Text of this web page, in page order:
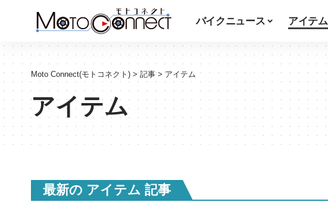
バイクニュース アイテム
Moto Connect(モトコネクト) >記事>アイテム
アイテム
最新の アイテム 記事